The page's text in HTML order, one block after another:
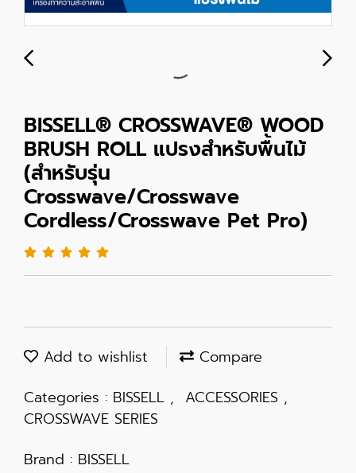
BISSELL® CROSSWAVE® WOOD
BRUSH ROLL แปรงสำหรับพื้นไม้
(สำหรับรุ่น
Crosswave/Crosswave
Cordless/Crosswave Pet Pro)
Add to wishlist
Compare
Categories : BISSELL , ACCESSORIES ,
CROSSWAVE SERIES
Brand : BISSELL